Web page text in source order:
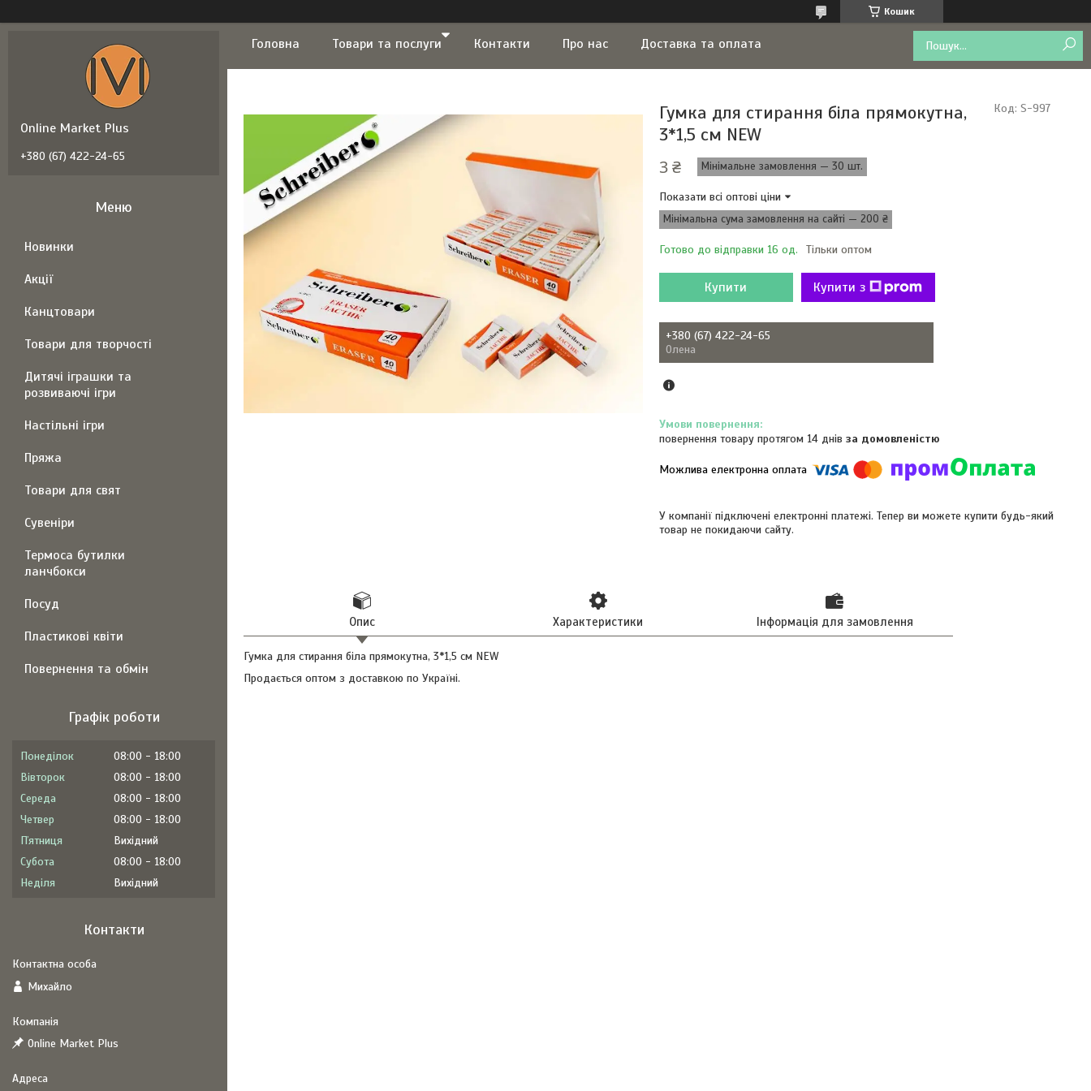
Кошик
Головна Товари та послуги Контакти Про нас Доставка та оплата
Гумка для стирання біла прямокутна,
3*1,5 см NEW
3 ₴
Мінімальне замовлення — 30 шт.
Показати всі оптові ціни
Мінімальна сума замовлення на сайті — 200 ₴
Готово до відправки 16 од. Тільки оптом
Код: S-997
Купити Купити з
+380 (67) 422-24-65
Олена
повернення товару протягом 14 днів за домовленістю
У компанії підключені електронні платежі. Тепер ви можете купити будь-який
товар не покидаючи сайту.
Опис Характеристики Інформація для замовлення
Гумка для стирання біла прямокутна, 3*1,5 см NEW
Продається оптом з доставкою по Україні.
Online Market Plus
+380 (67) 422-24-65
Новинки
Акції
Канцтовари
Товари для творчості
Дитячі іграшки та
розвиваючі ігри
Настільні ігри
Пряжа
Товари для свят
Сувеніри
Термоса бутилки
ланчбокси
Посуд
Пластикові квіти
Повернення та обмін
Графік роботи
Понеділок 08:00
18:00
Вівторок
08:00
18:00
Середа
08:00
18:00
Четвер
08:00
18:00
Пʼятниця
Вихідний
Субота
08:00
18:00
Неділя
Вихідний
Контакти
Михайло
Online Market Plus